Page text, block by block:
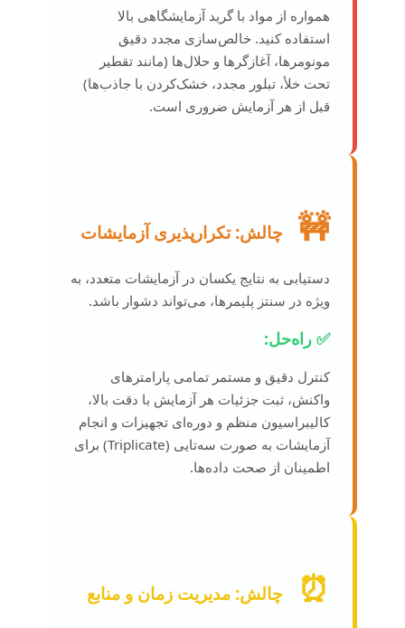
همواره از مواد با گرید آزمایشگاهی بالا
استفاده کنید. خالص‌سازی مجدد دقیق
مونومرها، آغازگرها و حلال‌ها (مانند تقطیر
تحت خلأ، تبلور مجدد، خشک‌کردن با جاذب‌ها)
قبل از هر آزمایش ضروری است.
🚧 چالش: تکرارپذیری آزمایشات
دستیابی به نتایج یکسان در آزمایشات متعدد، به
ویژه در سنتز پلیمرها، می‌تواند دشوار باشد.
✅ راه‌حل:
کنترل دقیق و مستمر تمامی پارامترهای
واکنش، ثبت جزئیات هر آزمایش با دقت بالا،
کالیبراسیون منظم و دوره‌ای تجهیزات و انجام
آزمایشات به صورت سه‌تایی (Triplicate) برای
اطمینان از صحت داده‌ها.
⏰ چالش: مدیریت زمان و منابع